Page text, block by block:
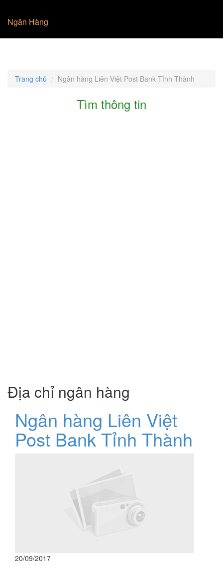
Ngân Hàng
Trang chủ Ngân hàng Liên Việt Post Bank Tỉnh Thành
Tìm thông tin
Địa chỉ ngân hàng
Ngân hàng Liên Việt
Post Bank Tỉnh Thành
20/09/2017